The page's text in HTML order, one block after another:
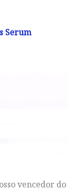
Serum
vencedor do